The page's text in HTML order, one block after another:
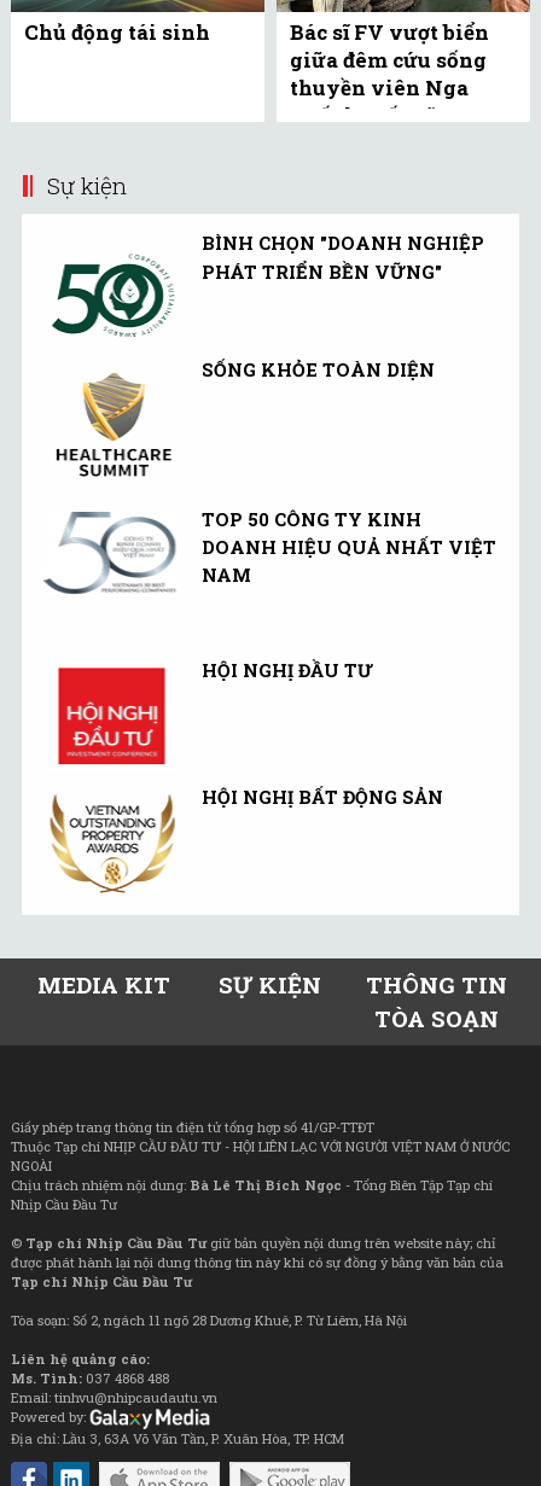
Chủ động tái sinh
Bác sĩ FV vượt biển
giữa đêm cứu sống
thuyền viên Nga
xuất huyết não
Sự kiện
BÌNH CHỌN "DOANH NGHIỆP
PHÁT TRIỂN BỀN VỮNG"
SỐNG KHỎE TOÀN DIỆN
TOP 50 CÔNG TY KINH
DOANH HIỆU QUẢ NHẤT VIỆT
NAM
HỘI NGHỊ ĐẦU TƯ
HỘI NGHỊ BẤT ĐỘNG SẢN
MEDIA KIT SỰ KIỆN
THÔNG TIN
TÒA SOẠN
Giấy phép trang thông tin điện tử tổng hợp số 41/GP-TTĐT
Thuộc Tạp chí NHỊP CẦU ĐẦU TƯ - HỘI LIÊN LẠC VỚI NGƯỜI VIỆT NAM Ở NƯỚC
NGOÀI
Chịu trách nhiệm nội dung: Bà Lê Thị Bích Ngọc - Tổng Biên Tập Tạp chí
Nhịp Cầu Đầu Tư
© Tạp chí Nhịp Cầu Đầu Tưgiữ bản quyền nội dung trên website này; chỉ
được phát hành lại nội dung thông tin này khi có sự đồng ý bằng văn bản của
Tạp chí Nhịp Cầu Đầu Tư
Tòa soạn: Số 2, ngách 11 ngõ 28 Dương Khuê, P. Từ Liêm, Hà Nội
Liên hệ quảng cáo:
Ms. Tình: 037 4868 488
Email: tinhvu@nhipcaudautu.vn
Powered by:
Địa chỉ: Lầu 3, 63A Võ Văn Tần, P. Xuân Hòa, TP. HCM